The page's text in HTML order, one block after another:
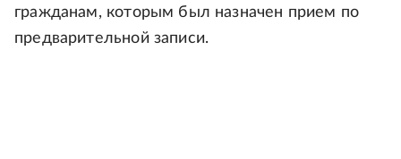
гражданам, которым был назначен прием по
предварительной записи.